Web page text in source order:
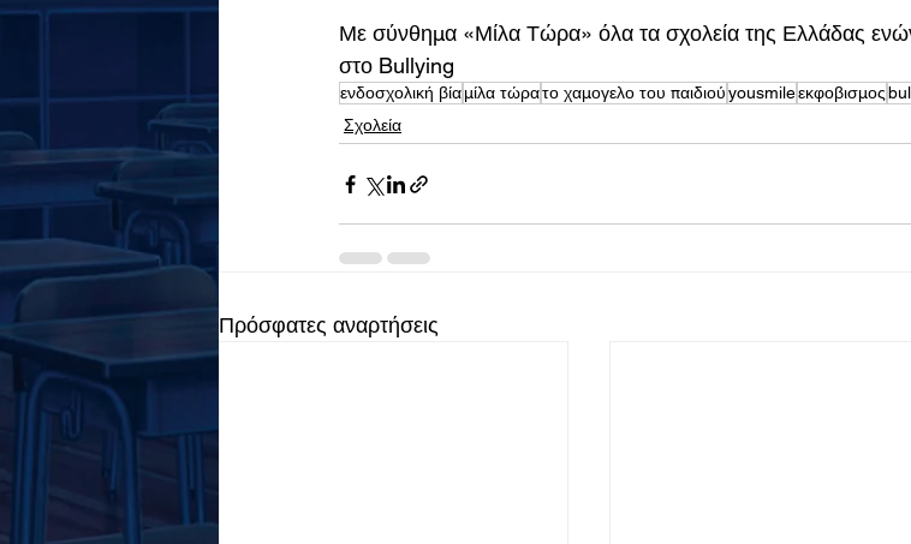
Με σύνθημα «Μίλα Τώρα» όλα τα σχολεία της Ελλάδας
στο Bullying
ενδοσχολική βίαμίλα τώρατο χαμογελο του παιδιούyousmileεκφοβισμος
Σχολεία
Πρόσφατες αναρτήσεις